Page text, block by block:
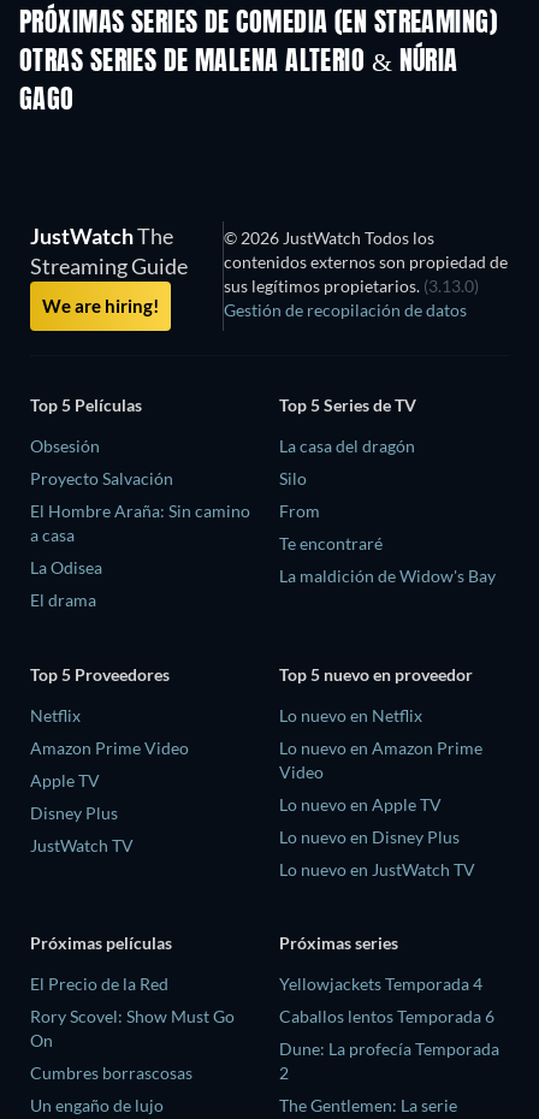
PRÓXIMAS SERIES DE COMEDIA (EN STREAMING)
Temporada 6 Temporada 2
OTRAS SERIES DE MALENA ALTERIO & NÚRIA
GAGO
JustWatchThe
Streaming Guide
We are hiring!
© 2026 JustWatch Todos los
contenidos externos son propiedad de
sus legítimos propietarios. (3.13.0)
Gestión de recopilación de datos
Top 5 Películas
Obsesión
Proyecto Salvación
El Hombre Araña: Sin camino
a casa
La Odisea
El drama
Top 5 Series de TV
La casa del dragón
Silo
From
Te encontraré
La maldición de Widow's Bay
Top 5 Proveedores
Netflix
Amazon Prime Video
Apple TV
Disney Plus
JustWatch TV
Top 5 nuevo en proveedor
Lo nuevo en Netflix
Lo nuevo en Amazon Prime
Video
Lo nuevo en Apple TV
Lo nuevo en Disney Plus
Lo nuevo en JustWatch TV
Próximas películas
El Precio de la Red
Rory Scovel: Show Must Go
On
Cumbres borrascosas
Un engaño de lujo
Próximas series
Yellowjackets Temporada 4
Caballos lentos Temporada 6
Dune: La profecía Temporada
2
The Gentlemen: La serie